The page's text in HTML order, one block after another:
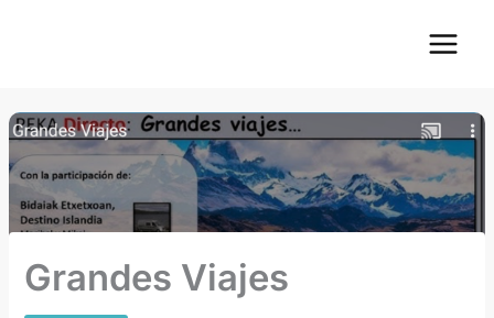
Grandes Viajes